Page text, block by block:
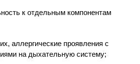
к отдельным компонентам
аллергические проявления с
на дыхательную систему;